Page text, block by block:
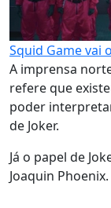
Squid Game vai
A imprensa
refere que
poder
de Joker.
Já o papel de
Joaquin Phoenix.